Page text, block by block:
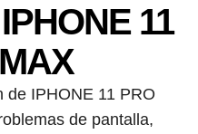
11
de IPHONE 11 PRO
de pantalla,